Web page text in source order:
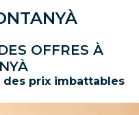
OFFRES À
des prix imbattables